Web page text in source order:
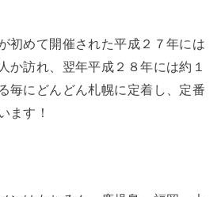
初めて開催された平成２７年には
か訪れ、翌年平成２８年には約１
毎にどんどん札幌に定着し、定番
ます！